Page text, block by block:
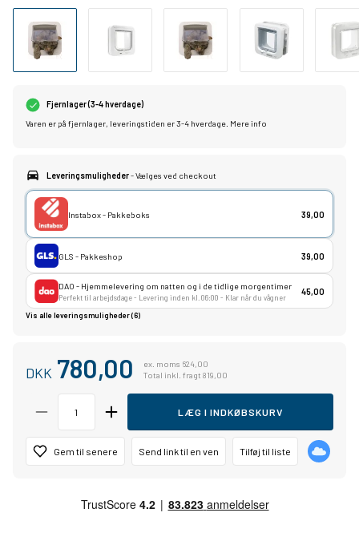
Fjernlager (3-4 hverdage)
Varen er på fjernlager, leveringstiden er 3-4 hverdage. Mere info
Leveringsmuligheder- Vælges ved checkout
Instabox - Pakkeboks 39,00
GLS - Pakkeshop 39,00
DAO - Hjemmelevering om natten og i de tidlige morgentimer
Perfekt til arbejdsdage - Levering inden kl. 06:00 - Klar når du vågner
45,00
Vis alle leveringsmuligheder (6)
DKK 780,00
ex. moms 624,00
Total inkl. fragt 819,00
LÆG I INDKØBSKURV
Gem til senere Send link til en ven Tilføj til liste